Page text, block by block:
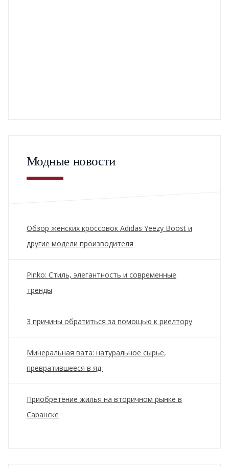
Модные новости
Обзор женских кроссовок Adidas Yeezy Boost и
другие модели производителя
Pinko: Стиль, элегантность и современные
тренды
3 причины обратиться за помощью к риелтору
Минеральная вата: натуральное сырье,
превратившееся в яд
Приобретение жилья на вторичном рынке в
Саранске